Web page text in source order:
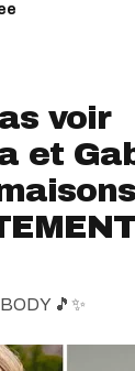
voir
et
🎵✨